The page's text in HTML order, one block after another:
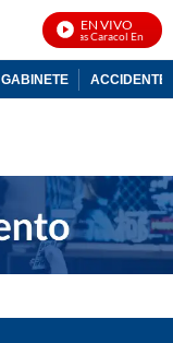
EN VIVO
Noticias Caracol En Vivo
GABINETE ACCIDENTE